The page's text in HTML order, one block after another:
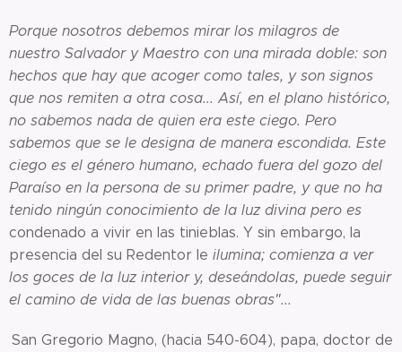
Porque nosotros debemos mirar los milagros de
nuestro Salvador y Maestro con una mirada doble: son
hechos que hay que acoger como tales, y son signos
que nos remiten a otra cosa... Así, en el plano histórico,
no sabemos nada de quien era este ciego. Pero
sabemos que se le designa de manera escondida. Este
ciego es el género humano, echado fuera del gozo del
Paraíso en la persona de su primer padre, y que no ha
tenido ningún conocimiento de la luz divina pero es
condenado a vivir en las tinieblas. Y sin embargo, la
presencia del su Redentor le ilumina; comienza a ver
los goces de la luz interior y, deseándolas, puede seguir
el camino de vida de las buenas obras"...
San Gregorio Magno, (hacia 540-604), papa, doctor de